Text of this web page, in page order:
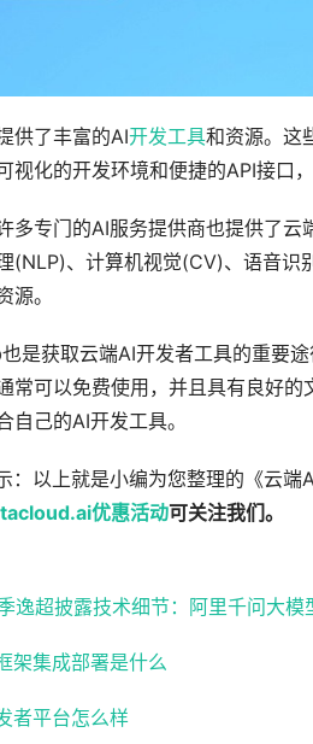
供了丰富的AI开发工具和资源。这
视化的开发环境和便捷的API接口
多专门的AI服务提供商也提供了
(NLP)、计算机视觉(CV)、语音
源。
是获取云端AI开发者工具的重要
常可以免费使用，并且具有良好
自己的AI开发工具。
：以上就是小编为您整理的《云端
优惠活动可关注我们。
逸超披露技术细节：阿里千问大模
架集成部署是什么
者平台怎么样